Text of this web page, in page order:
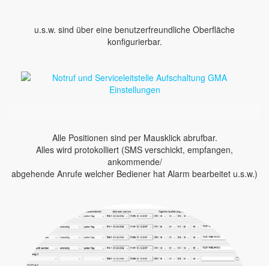
u.s.w. sind über eine benutzerfreundliche Oberfläche
konfigurierbar.
Alle Positionen sind per Mausklick abrufbar.
Alles wird protokolliert (SMS verschickt, empfangen,
ankommende/
abgehende Anrufe welcher Bediener hat Alarm bearbeitet u.s.w.)